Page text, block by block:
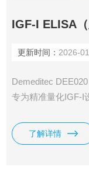
IGF-I ELISA（
更新时间： 2026-
Demeditec
专为精准量化IGF-I
病； - 生长发育监
研研究：细胞因子
了解详情